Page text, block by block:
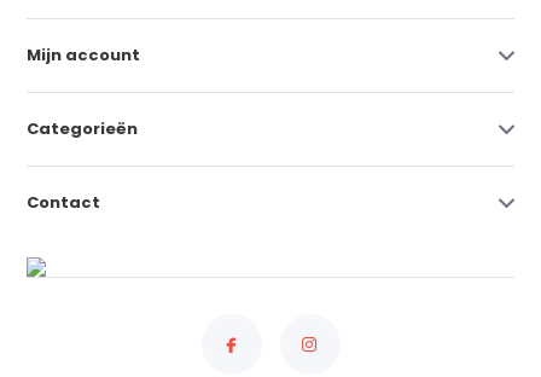
Mijn account
Categorieën
Contact